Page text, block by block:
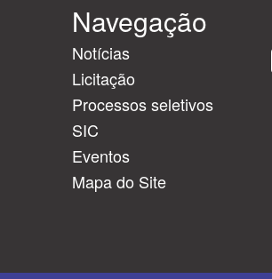
Navegação
Notícias
Licitação
Processos seletivos
SIC
Eventos
Mapa do Site